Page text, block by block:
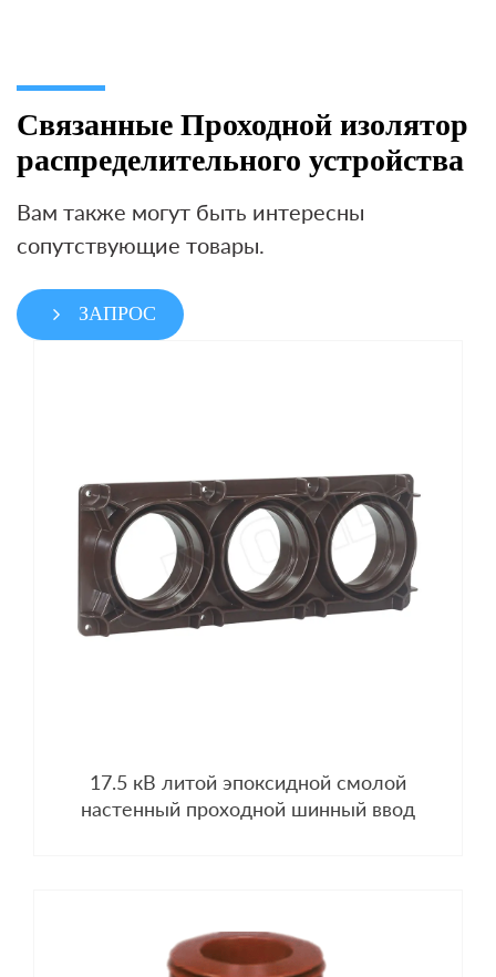
Связанные Проходной изолятор
распределительного устройства
Вам также могут быть интересны
сопутствующие товары.
ЗАПРОС
17.5 кВ литой эпоксидной смолой
настенный проходной шинный ввод